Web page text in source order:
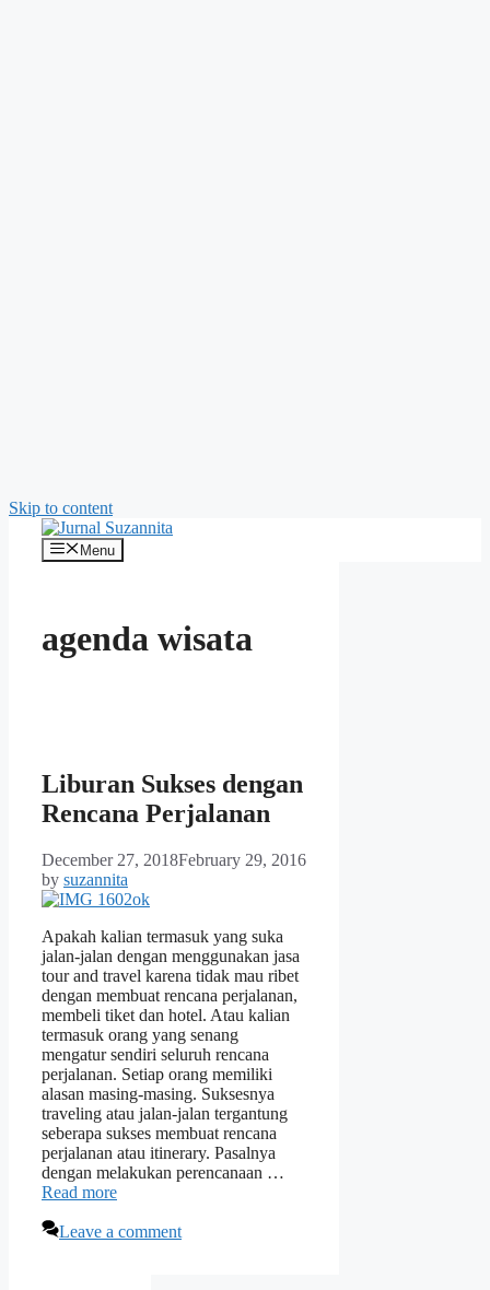
Skip to content
Menu
agenda wisata
Liburan Sukses dengan
Rencana Perjalanan
December 27, 2018February 29, 2016
by suzannita
Apakah kalian termasuk yang suka
jalan-jalan dengan menggunakan jasa
tour and travel karena tidak mau ribet
dengan membuat rencana perjalanan,
membeli tiket dan hotel. Atau kalian
termasuk orang yang senang
mengatur sendiri seluruh rencana
perjalanan. Setiap orang memiliki
alasan masing-masing. Suksesnya
traveling atau jalan-jalan tergantung
seberapa sukses membuat rencana
perjalanan atau itinerary. Pasalnya
dengan melakukan perencanaan …
Read more
Leave a comment